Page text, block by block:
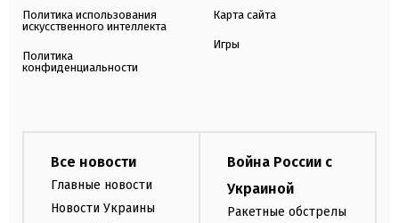
Политика использования
искусственного интеллекта
Политика
конфиденциальности
Карта сайта
Игры
Все новости
Главные новости
Новости Украины
Война России с
Украиной
Ракетные обстрелы